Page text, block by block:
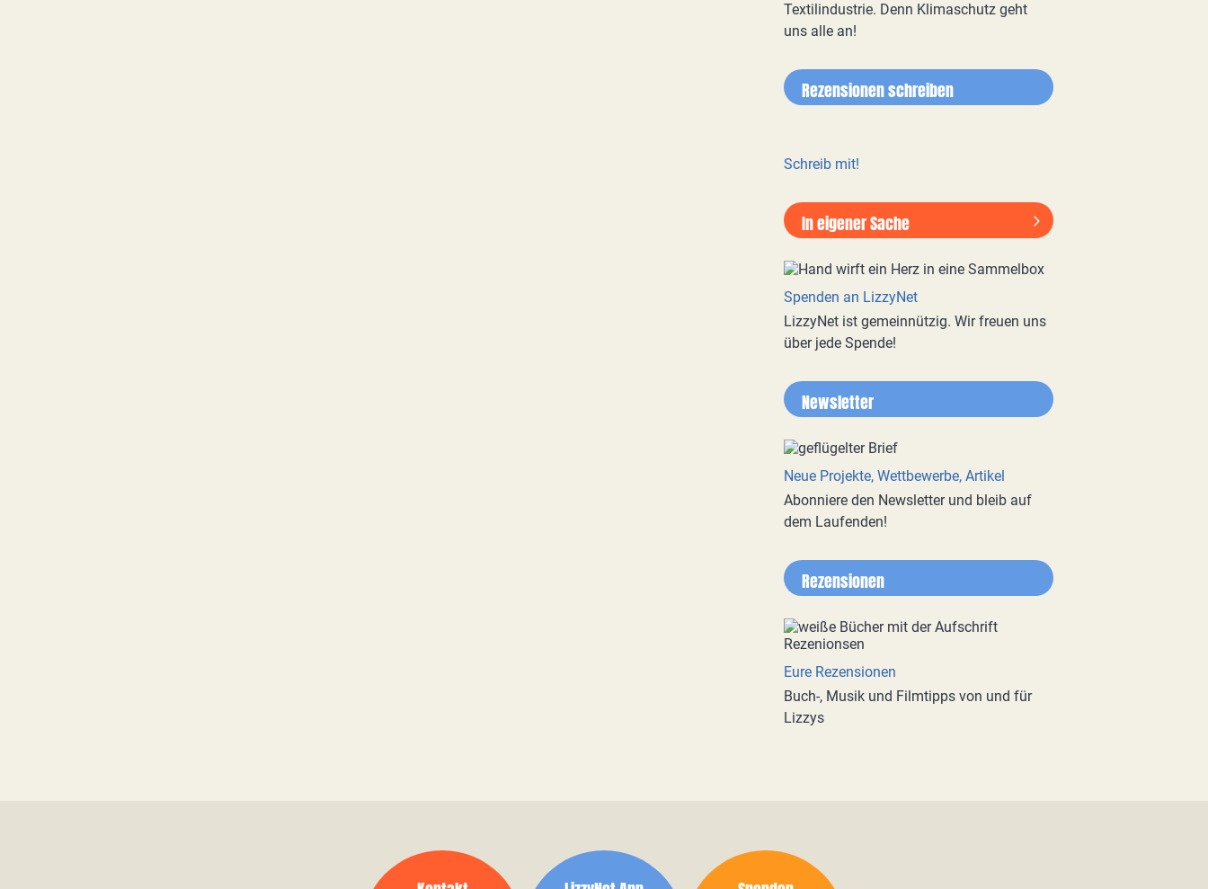
Textilindustrie. Denn Klimaschutz geht
uns alle an!
Rezensionen schreiben
Schreib mit!
In eigener Sache
Spenden an LizzyNet
LizzyNet ist gemeinnützig. Wir freuen uns
über jede Spende!
Newsletter
Neue Projekte, Wettbewerbe, Artikel
Abonniere den Newsletter und bleib auf
dem Laufenden!
Rezensionen
Eure Rezensionen
Buch-, Musik und Filmtipps von und für
Lizzys